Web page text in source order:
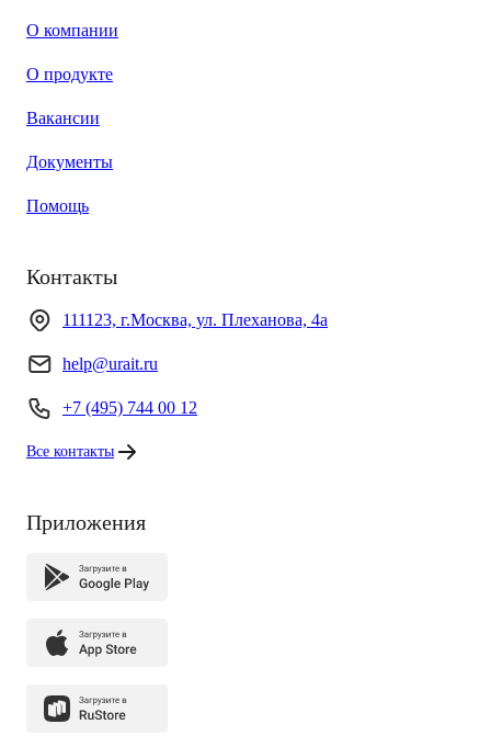
О компании
О продукте
Вакансии
Документы
Помощь
Контакты
111123, г.Москва, ул. Плеханова, 4а
help@urait.ru
+7 (495) 744 00 12
Все контакты
Приложения